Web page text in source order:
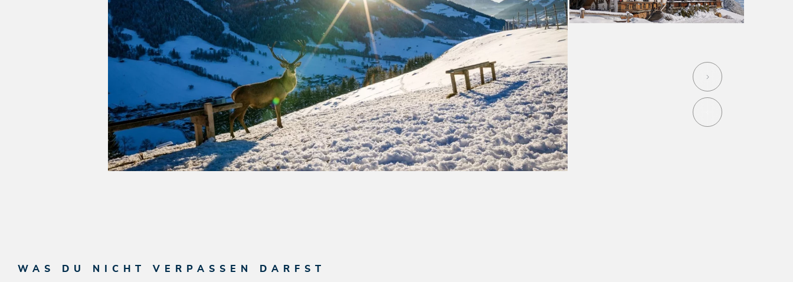
WAS DU NICHT VERPASSEN DARFST